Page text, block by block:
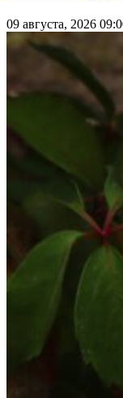
09 августа, 2026